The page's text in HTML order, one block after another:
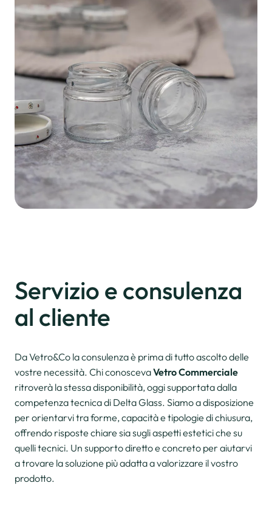
Servizio e consulenza
al cliente
Da Vetro&Co la consulenza è prima di tutto ascolto delle
vostre necessità. Chi conoscevaVetro Commerciale
ritroverà la stessa disponibilità, oggi supportata dalla
competenza tecnica di Delta Glass. Siamo a disposizione
per orientarvi tra forme, capacità e tipologie di chiusura,
offrendo risposte chiare sia sugli aspetti estetici che su
quelli tecnici. Un supporto diretto e concreto per aiutarvi
a trovare la soluzione più adatta a valorizzare il vostro
prodotto.